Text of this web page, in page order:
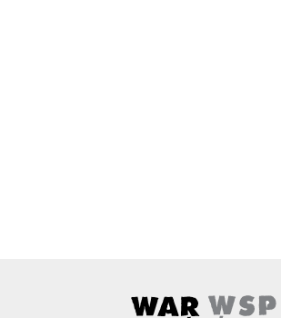
Wardyński i